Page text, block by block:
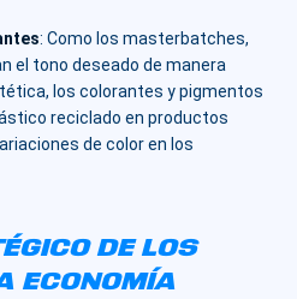
: Como los masterbatches,
el tono deseado de manera
los colorantes y pigmentos
reciclado en productos
de color en los
DE LOS
ECONOMÍA